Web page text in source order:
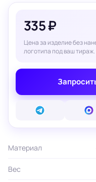
335 ₽
Цена за изделие без
логотипа под ваш тираж.
Материал
Вес